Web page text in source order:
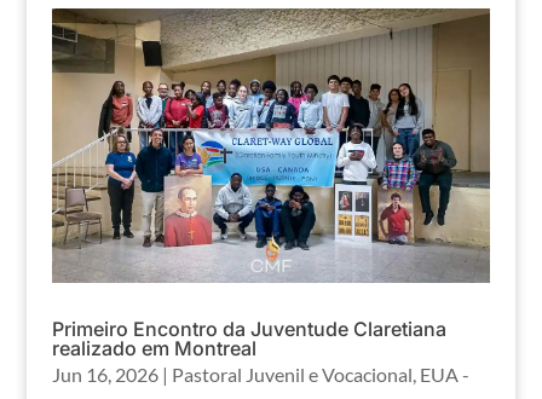
Primeiro Encontro da Juventude Claretiana
realizado em Montreal
Jun 16, 2026| Pastoral Juvenil e Vocacional EUA -